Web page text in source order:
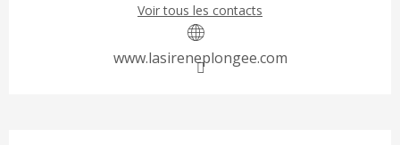
Voir tous les contacts
www.lasireneplongee.com